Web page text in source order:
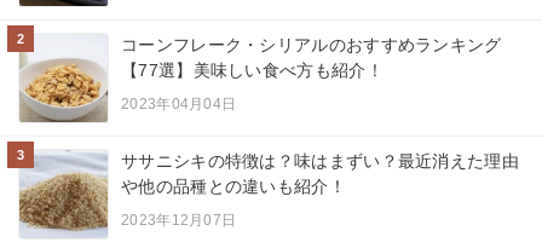
2
コーンフレーク・シリアルのおすすめランキング
【77選】美味しい食べ方も紹介！
2023年04月04日
3
ササニシキの特徴は？味はまずい？最近消えた理由
や他の品種との違いも紹介！
2023年12月07日